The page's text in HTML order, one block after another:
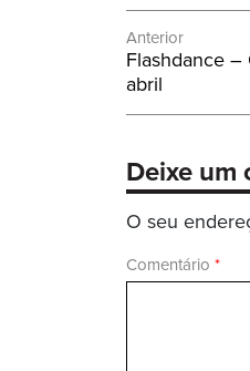
de
Post
Anterior
Post
Anterior:
Flashdance
abril
Deixe um
O seu
Comentário *